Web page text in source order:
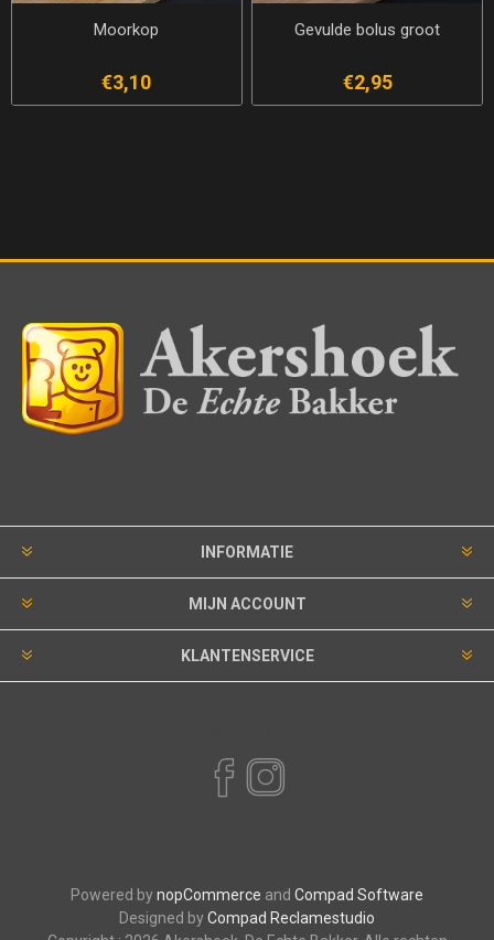
Moorkop
€3,10
Gevulde bolus groot
€2,95
INFORMATIE
MIJN ACCOUNT
KLANTENSERVICE
Powered bynopCommerce and Compad Software
Designed byCompad Reclamestudio